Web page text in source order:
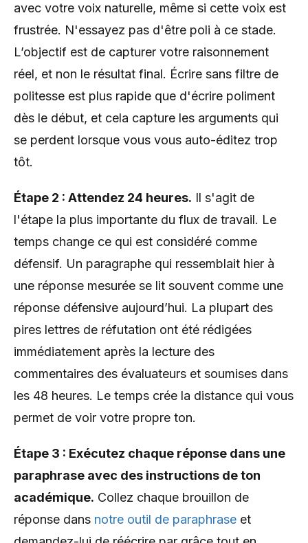
avec votre voix naturelle, même si cette voix est
frustrée. N'essayez pas d'être poli à ce stade.
L’objectif est de capturer votre raisonnement
réel, et non le résultat final. Écrire sans filtre de
politesse est plus rapide que d'écrire poliment
dès le début, et cela capture les arguments qui
se perdent lorsque vous vous auto-éditez trop
tôt.
Étape 2 : Attendez 24 heures. Il s'agit de
l'étape la plus importante du flux de travail. Le
temps change ce qui est considéré comme
défensif. Un paragraphe qui ressemblait hier à
une réponse mesurée se lit souvent comme une
réponse défensive aujourd’hui. La plupart des
pires lettres de réfutation ont été rédigées
immédiatement après la lecture des
commentaires des évaluateurs et soumises dans
les 48 heures. Le temps crée la distance qui vous
permet de voir votre propre ton.
Étape 3 : Exécutez chaque réponse dans une
paraphrase avec des instructions de ton
académique. Collez chaque brouillon de
réponse dans notre outil de paraphrase et